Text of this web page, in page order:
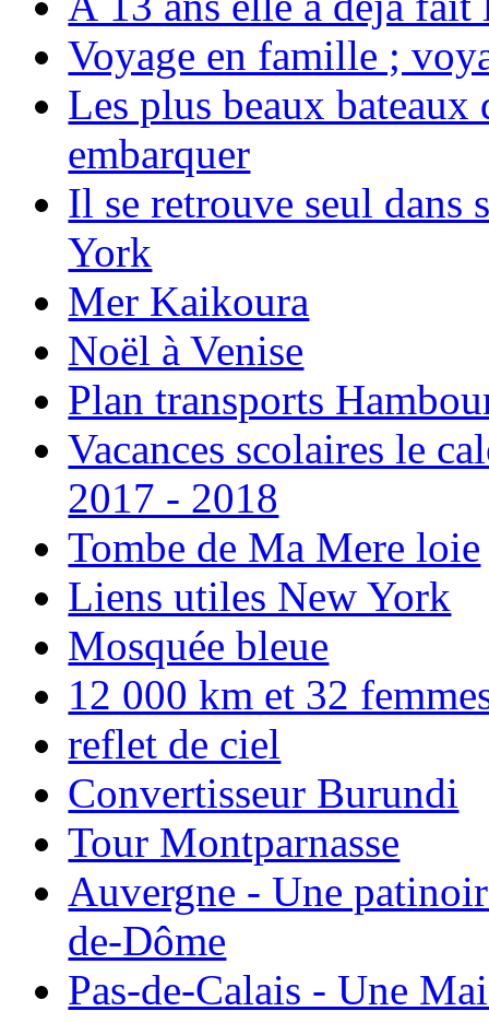
Voyage en famille ;
Les plus beaux bateaux
embarquer
Il se retrouve seul dans
York
Mer Kaikoura
Noël à Venise
Plan transports
Vacances scolaires le
2017 - 2018
Tombe de Ma Mere loie
Liens utiles New York
Mosquée bleue
12 000 km et 32
reflet de ciel
Convertisseur Burundi
Tour Montparnasse
Auvergne - Une
de-Dôme
Pas-de-Calais - Une